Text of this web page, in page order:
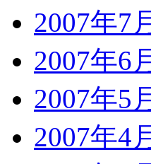
2007年7月
2007年6月
2007年5月
2007年4月